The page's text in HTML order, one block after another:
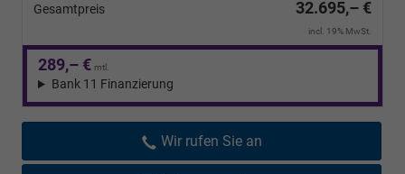
Gesamtpreis 32.695,– €
incl. 19% MwSt.
289,– € mtl.
Bank 11 Finanzierung
Wir rufen Sie an